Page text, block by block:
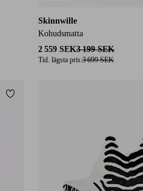
Skinnwille
Kohudsmatta
2 559 SEK3 199 SEK
Tid. lägsta pris:3 699 SEK
Lägg till i favoriter